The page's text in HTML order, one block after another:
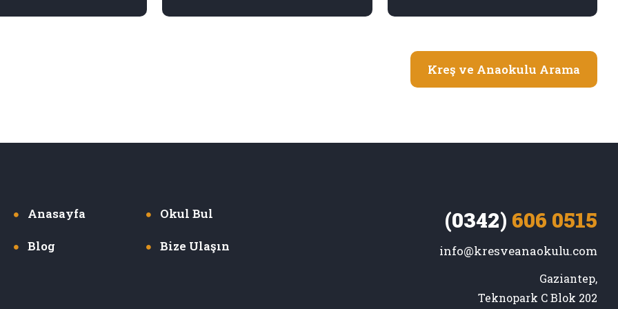
Kreş ve Anaokulu Arama
Anasayfa Okul Bul
Blog Bize Ulaşın
(0342) 606 0515
info@kresveanaokulu.com
Gaziantep,
Teknopark C Blok 202